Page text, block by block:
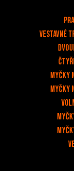
Vestavné
Myčky
Myčky